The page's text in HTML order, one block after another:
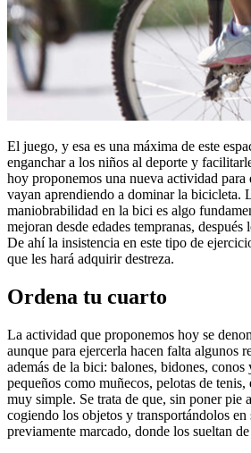
El juego, y esa es una máxima de este
enganchar a los niños al deporte y
hoy proponemos una nueva actividad para
vayan aprendiendo a dominar la bicicleta.
maniobrabilidad en la bici es algo
mejoran desde edades tempranas,
De ahí la insistencia en este tipo de
que les hará adquirir destreza.
Ordena tu cuarto
La actividad que proponemos hoy se
aunque para ejercerla hacen falta algunos
además de la bici: balones, bidones, conos
pequeños como muñecos, pelotas de tenis,
muy simple. Se trata de que, sin poner pie
cogiendo los objetos y transportándolos
previamente marcado, donde los sueltan